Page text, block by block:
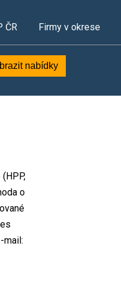
ČR Firmy v okrese
nabídky
o
mail: